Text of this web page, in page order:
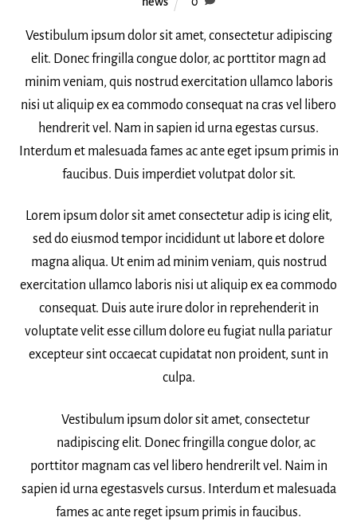
Vestibulum ipsum dolor sit amet, consectetur adipiscing
elit. Donec fringilla congue dolor, ac porttitor magn ad
minim veniam, quis nostrud exercitation ullamco laboris
nisi ut aliquip ex ea commodo consequat na cras vel libero
hendrerit vel. Nam in sapien id urna egestas cursus.
Interdum et malesuada fames ac ante eget ipsum primis in
faucibus. Duis imperdiet volutpat dolor sit.
Lorem ipsum dolor sit amet consectetur adip is icing elit,
sed do eiusmod tempor incididunt ut labore et dolore
magna aliqua. Ut enim ad minim veniam, quis nostrud
exercitation ullamco laboris nisi ut aliquip ex ea commodo
consequat. Duis aute irure dolor in reprehenderit in
voluptate velit esse cillum dolore eu fugiat nulla pariatur
excepteur sint occaecat cupidatat non proident, sunt in
culpa.
Vestibulum ipsum dolor sit amet, consectetur
nadipiscing elit. Donec fringilla congue dolor, ac
porttitor magnam cas vel libero hendrerilt vel. Naim in
sapien id urna egestasvels cursus. Interdum et malesuada
fames ac ante reget ipsum primis in faucibus.